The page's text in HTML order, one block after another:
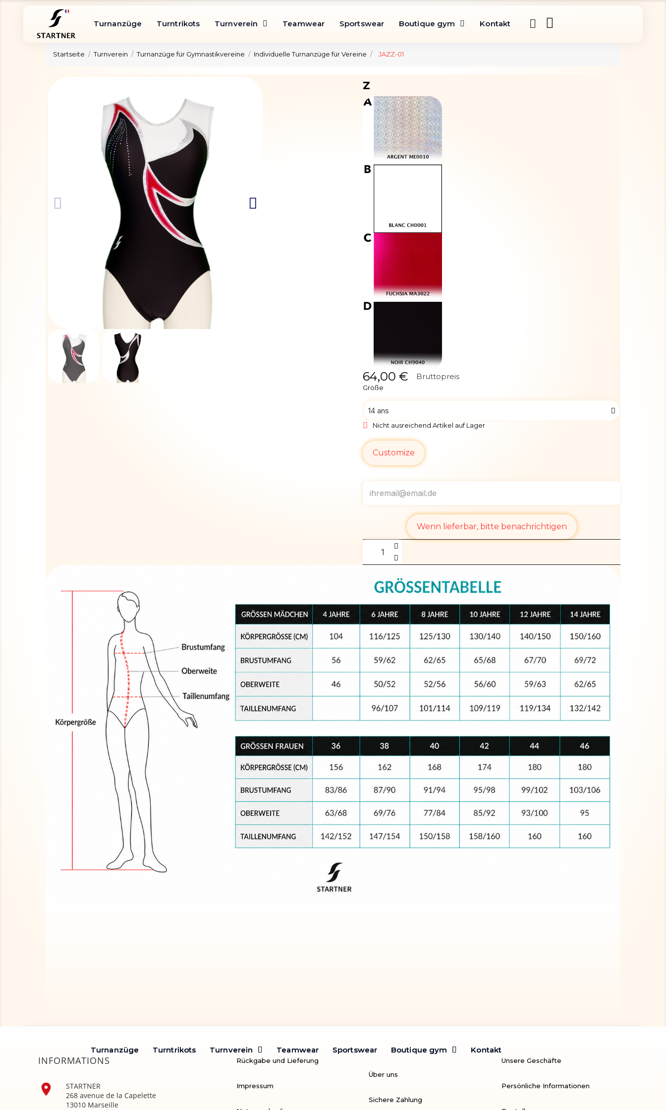
Turnanzüge Turntrikots Turnverein Teamwear Sportswear Boutique gym Kontakt
Startseite Turnverein Turnanzüge für Gymnastikvereine Individuelle Turnanzüge für Vereine JAZZ-01
Z
64,00 € Bruttopreis
Größe
Nicht ausreichend Artikel auf Lager
Customize
Wenn lieferbar, bitte benachrichtigen
Turnanzüge Turntrikots Turnverein Teamwear Sportswear Boutique gym Kontakt
Turnanzüge Turntrikots Turnverein Teamwear Sportswear Boutique gym Kontakt
INFORMATIONS

STARTNER
268 avenue de la Capelette
13010 Marseille
Rückgabe und Lieferung
Impressum
Über uns
Sichere Zahlung
Unsere Geschäfte
Persönliche Informationen